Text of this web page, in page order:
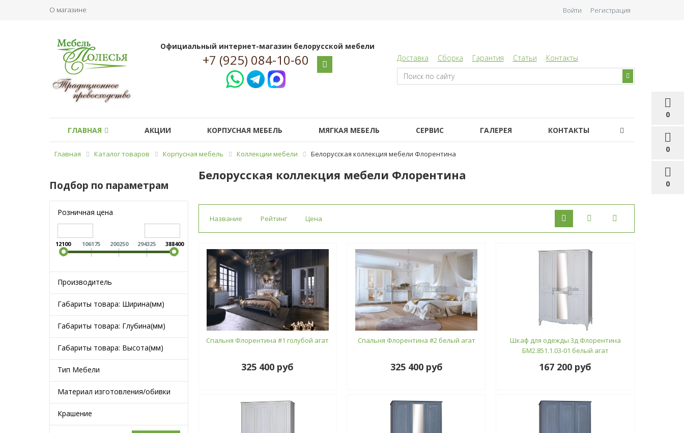
О магазине
0
0
0
Войти Регистрация
Официальный интернет-магазин белорусской мебели
+7 (925) 084-10-60 Доставка Сборка Гарантия Статьи Контакты
ГЛАВНАЯ АКЦИИ КОРПУСНАЯ МЕБЕЛЬ МЯГКАЯ МЕБЕЛЬ СЕРВИС ГАЛЕРЕЯ КОНТАКТЫ
Главная Каталог товаров Корпусная мебель Коллекции мебели Белорусская коллекция мебели Флорентина
Подбор по параметрам
Розничная цена
12100 106175 200250 294325 388400
Производитель
Габариты товара: Ширина(мм)
Габариты товара: Глубина(мм)
Габариты товара: Высота(мм)
Тип Мебели
Материал изготовления/обивки
Крашение
Белорусская коллекция мебели Флорентина
Название Рейтинг Цена
Спальня Флорентина #1 голубой агат
325 400 руб
Спальня Флорентина #2 белый агат
325 400 руб
Шкаф для одежды 3д Флорентина
БМ2.851.1.03-01 белый агат
167 200 руб